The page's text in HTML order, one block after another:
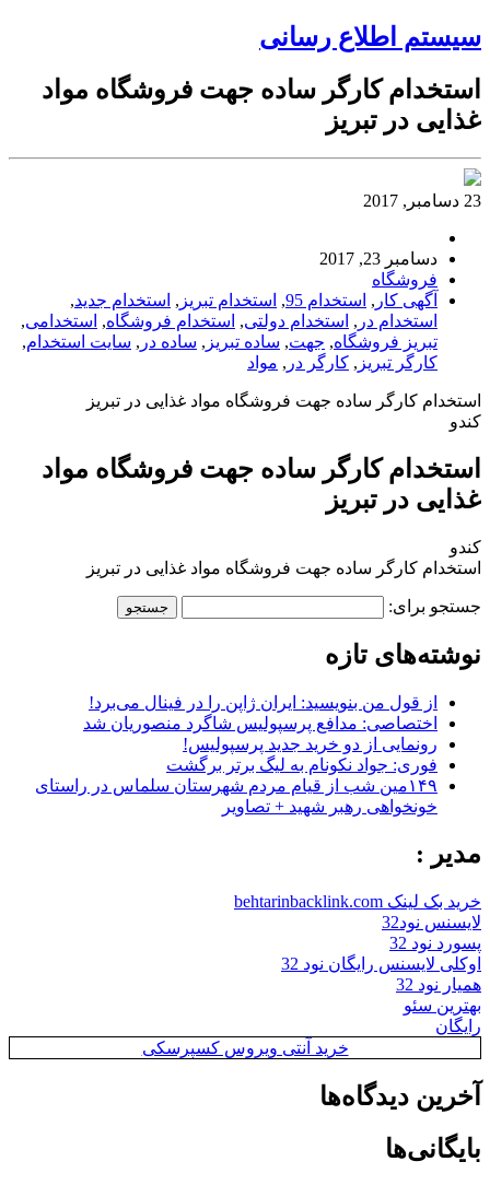
سیستم اطلاع رسانی
استخدام کارگر ساده جهت فروشگاه مواد
غذایی در تبریز
23 دسامبر, 2017
دسامبر 23, 2017
فروشگاه
آگهی کار , استخدام 95 , استخدام تبریز , استخدام جدید,
استخدام در , استخدام دولتی, استخدام فروشگاه, استخدامی,
تبریز فروشگاه, جهت, ساده تبریز , ساده در , سایت استخدام,
کارگر تبریز , کارگر در , مواد
استخدام کارگر ساده جهت فروشگاه مواد غذایی در تبریز
کندو
استخدام کارگر ساده جهت فروشگاه مواد
غذایی در تبریز
کندو
استخدام کارگر ساده جهت فروشگاه مواد غذایی در تبریز
جستجو برای:
نوشته‌های تازه
از قول من بنویسید: ایران ژاپن را در فینال می‌برد!
اختصاصی: مدافع پرسپولیس شاگرد منصوریان شد
رونمایی از دو خرید جدید پرسپولیس!
فوری: جواد نکونام به لیگ برتر برگشت
۱۴۹مین شب از قیام مردم شهرستان سلماس در راستای
خونخواهی رهبر شهید + تصاویر
مدیر :
خرید بک لینک behtarinbacklink.com
لایسنس نود32
پسورد نود 32
اوکلی لایسنس رایگان نود 32
همیار نود 32
بهترین سئو
رایگان
خرید آنتی ویروس کسپرسکی
آخرین دیدگاه‌ها
بایگانی‌ها